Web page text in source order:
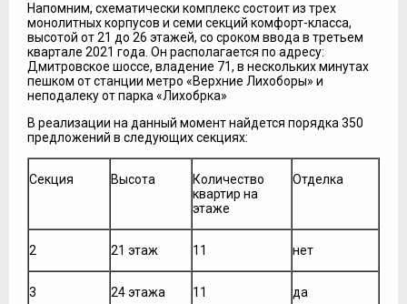
Напомним, схематически комплекс состоит из трех
монолитных корпусов и семи секций комфорт-класса,
высотой от 21 до 26 этажей, со сроком ввода в третьем
квартале 2021 года. Он располагается по адресу:
Дмитровское шоссе, владение 71, в нескольких минутах
пешком от станции метро «Верхние Лихоборы» и
неподалеку от парка «Лихобрка»
В реализации на данный момент найдется порядка 350
предложений в следующих секциях:
Секция Высота
Количество
квартир на
этаже
Отделка
2 21 этаж 11 нет
3 24 этажа 11 да